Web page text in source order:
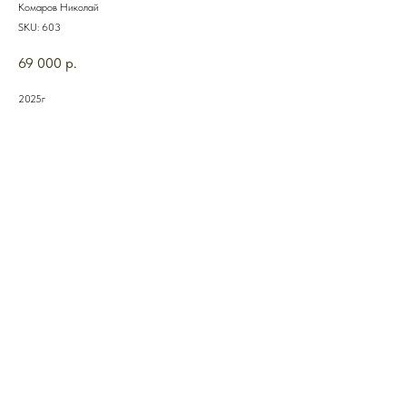
Комаров Николай
SKU: 603
69 000 р.
2025г